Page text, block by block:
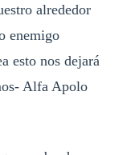
alrededor
enemigo
esto nos dejará
Alfa Apolo